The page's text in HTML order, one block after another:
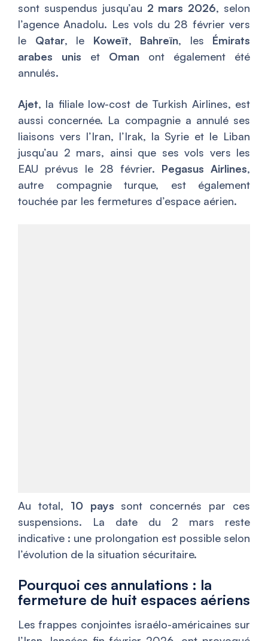
sont suspendus jusqu’au 2 mars 2026, selon
l’agence Anadolu. Les vols du 28 février vers
le Qatar, le Koweït, Bahreïn, les Émirats
arabes unis et Oman ont également été
annulés.
Ajet, la filiale low-cost de Turkish Airlines, est
aussi concernée. La compagnie a annulé ses
liaisons vers l’Iran, l’Irak, la Syrie et le Liban
jusqu’au 2 mars, ainsi que ses vols vers les
EAU prévus le 28 février. Pegasus Airlines,
autre compagnie turque, est également
touchée par les fermetures d’espace aérien.
Au total, 10 pays sont concernés par ces
suspensions. La date du 2 mars reste
indicative : une prolongation est possible selon
l’évolution de la situation sécuritaire.
Pourquoi ces annulations : la
fermeture de huit espaces aériens
Les frappes conjointes israélo-américaines sur